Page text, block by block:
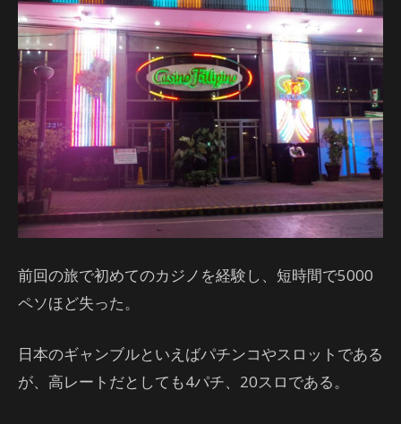
前回の旅で初めてのカジノを経験し、短時間で5000
ペソほど失った。
日本のギャンブルといえばパチンコやスロットである
が、高レートだとしても4パチ、20スロである。